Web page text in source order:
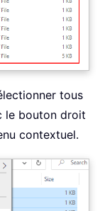
tous
le bouton droit
contextuel.